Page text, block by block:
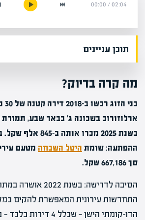
02:04
/
00:00
תוכן עניינים
מה קרה בדיוק?
ההפתעה: שומת היטל השבחה מטעם
סך 667,186 שקל.
הסיבה לדרישה: בשנת
התחדשות עירונית המאפשרת להקים